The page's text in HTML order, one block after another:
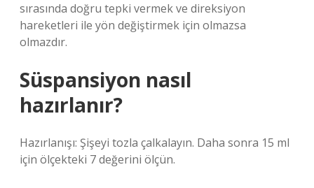
sırasında doğru tepki vermek ve direksiyon
hareketleri ile yön değiştirmek için olmazsa
olmazdır.
Süspansiyon nasıl
hazırlanır?
Hazırlanışı: Şişeyi tozla çalkalayın. Daha sonra 15 ml
için ölçekteki 7 değerini ölçün.